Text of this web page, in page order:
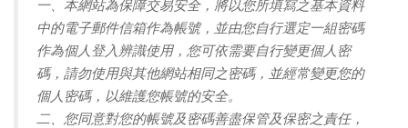
一、本網站為保障交易安全，將以您所填寫之基本資料
中的電子郵件信箱作為帳號，並由您自行選定一組密碼
作為個人登入辨識使用，您可依需要自行變更個人密
碼，請勿使用與其他網站相同之密碼，並經常變更您的
個人密碼，以維護您帳號的安全。
二、您同意對您的帳號及密碼善盡保管及保密之責任，